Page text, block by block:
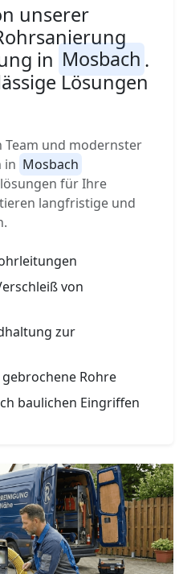
unserer
in Mosbach .
Lösungen
und modernster
in Mosbach
für Ihre
langfristige und
von
zur
Rohre
baulichen Eingriffen